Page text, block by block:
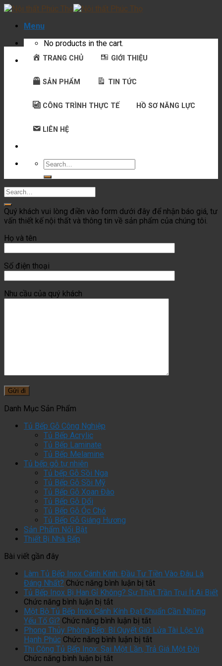
Skip
contentMenu
No products in the cart.
TRANG CHỦ GIỚI THIỆU
SẢN PHẨM TIN TỨC
CÔNG TRÌNH THỰC TẾ HỒ SƠ NĂNG LỰC
LIÊN HỆ
Search
for:
Quý khách vui lòng điền vào form dưới đây để nhận báo giá, tư
vấn thiết kế nội thất và thông tin về sản phẩm của chúng tôi.
Họ và tên
Số điện thoại
Nhu cầu của quý khách
Danh Mục Sản Phẩm
Tủ Bếp Gỗ Công Nghiệp
Tủ Bếp Acrylic
Tủ Bếp Laminate
Tủ Bếp Melamine
Tủ bếp gỗ tự nhiên
Tủ bếp Gỗ Sồi Nga
Tủ Bếp Gỗ Sồi Mỹ
Tủ Bếp Gỗ Xoan Đào
Tủ Bếp Gỗ Dổi
Tủ Bếp Gỗ Óc Chó
Tủ Bếp Gỗ Giáng Hương
Sản Phẩm Nổi Bật
Thiết Bị Nhà Bếp
Bài viết gần đây
Làm Tủ Bếp Inox Cánh Kính: Đầu Tư Tiền Vào Đâu Là
Đáng Nhất? Chức năng bình luận bị tắtở
Làm
Bếp
Cánh
Đầu
Tủ Bếp Inox Bị Han Gỉ Không? Sự Thật Trần Trụi Ít Ai Biết
Chức năng bình luận bị tắtở
Tủ
Bếp
Inox
Bị
Han
Gỉ
Một Bộ Tủ Bếp Inox Cánh Kính Đạt Chuẩn Cần Những
Yếu Tố Gì? Chức năng bình luận bị tắtở
Một
Bộ
Tủ
Phong Thủy Phòng Bếp: Bí Quyết Giữ Lửa Tài Lộc Và
Hạnh Phúc Chức năng bình luận bị tắtở
Phong
Thi Công Tủ Bếp Inox: Sai Một Lần, Trả Giá Một Đời
Chức năng bình luận bị tắtở